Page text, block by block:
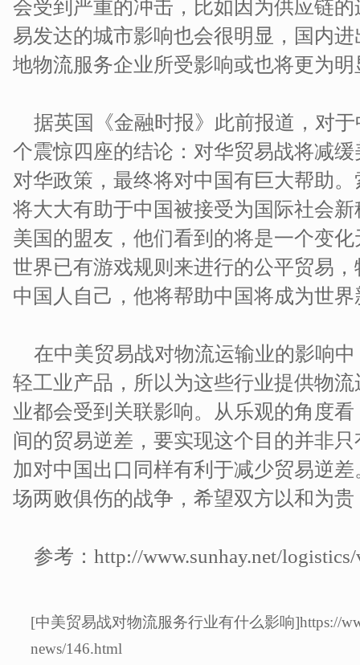
会受到严重的冲击，比如因为供应链
易发达的城市影响也会很明显，国内
地物流服务企业所受影响或也将更为明
据英国《金融时报》此前报道，对
个震惊四座的结论：对华贸易战将减
对华政策，最终将对中国有巨大帮助
将大大有助于中国被接受为国际社会
美国的盟友，他们看到的将是一个变
世界已有游戏规则来进行的公平贸易
中国人自己，他将帮助中国将成为世界
在中美贸易战对物流运输业的影响
轻工业产品，所以为这些行业提供物
业都会受到关联影响。从乐观的角度
间的贸易逆差，要实现这个目的并非
加对中国出口同样有利于减少贸易逆
场两败俱伤的战争，希望双方以和为
参考：http://www.sunhay.net/
[中美贸易战对物流服务行业有什么影响]https://
news/146.html